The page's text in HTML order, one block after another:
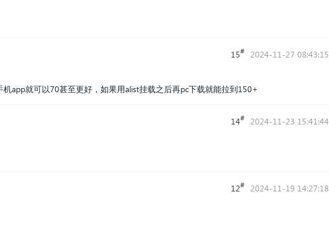
15# 2024-11-27 08:43:15
app就可以70甚至更好，如果用alist挂载之后再pc下载就能拉到150+
14# 2024-11-23 15:41:44
12# 2024-11-19 14:27:18